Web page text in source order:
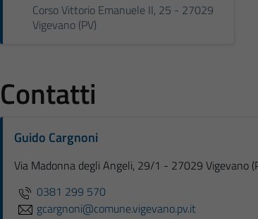
Corso Vittorio Emanuele II, 25 - 27029
Vigevano (PV)
Contatti
Guido Cargnoni
Via Madonna degli Angeli, 29/1 - 27029 Vigevano
0381 299 570
gcargnoni@comune.vigevano.pv.it